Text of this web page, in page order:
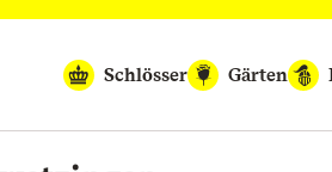
Schlösser
Gärten